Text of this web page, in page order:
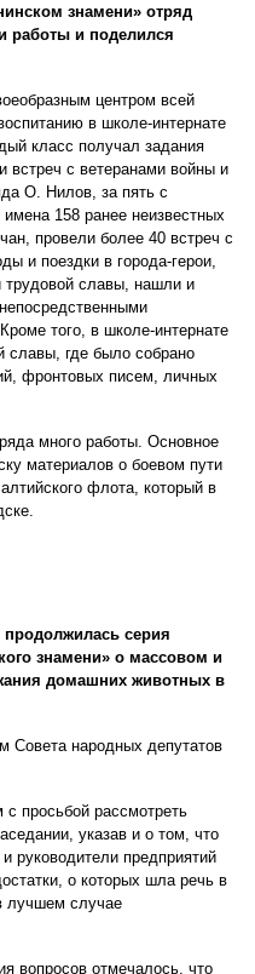
знамени» отряд
работы и поделился
центром всей
в школе-интернате
класс получал задания
встреч с ветеранами войны и
О. Нилов, за пять с
158 ранее неизвестных
провели более 40 встреч с
и поездки в города-герои,
трудовой славы, нашли и
того, в школе-интернате
славы, где было собрано
фронтовых писем, личных
много работы. Основное
материалов о боевом пути
флота, который в
продолжилась серия
знамени» о массовом и
домашних животных в
Совета народных депутатов
с просьбой рассмотреть
указав и о том, что
руководители предприятий
о которых шла речь в
лучшем случае
вопросов отмечалось, что